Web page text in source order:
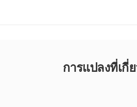
การแปลงที่เกี่